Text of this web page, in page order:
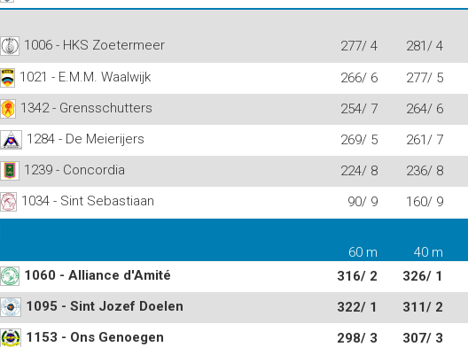
1006 - HKS Zoetermeer 277/ 4 281/ 4
1021 - E.M.M. Waalwijk 266/ 6 277/ 5
1342 - Grensschutters 254/ 7 264/ 6
1284 - De Meierijers 269/ 5 261/ 7
1239 - Concordia 224/ 8 236/ 8
1034 - Sint Sebastiaan 90/ 9 160/ 9
60 m 40 m
1060 - Alliance d'Amité 316/ 2 326/ 1
1095 - Sint Jozef Doelen 322/ 1 311/ 2
1153 - Ons Genoegen 298/ 3 307/ 3